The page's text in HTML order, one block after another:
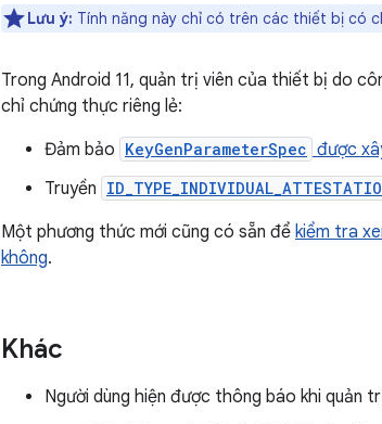
Lưu ý: Tính năng này chỉ có trên các thiết bị có
Trong Android 11, quản trị viên của thiết bị do
chỉ chứng thực riêng lẻ:
Đảm bảo KeyGenParameterSpec được
Truyền
Một phương thức mới cũng có sẵn để kiểm tra
không.
Khác
Người dùng hiện được thông báo khi quản